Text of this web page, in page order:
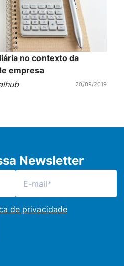
no contexto da
empresa
20/09/2019
Newsletter
de privacidade